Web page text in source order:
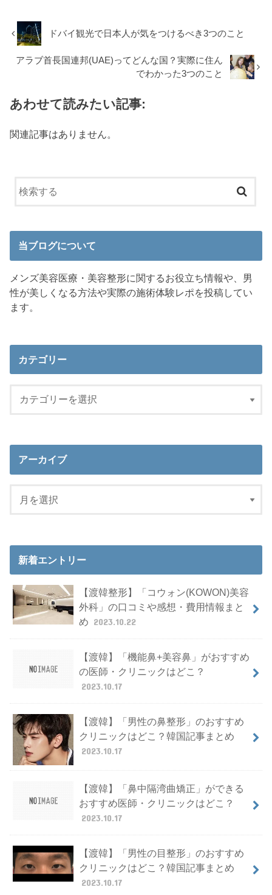
ドバイ観光で日本人が気をつけるべき3つのこと
アラブ首長国連邦(UAE)ってどんな国？実際に住ん
でわかった3つのこと
あわせて読みたい記事:
関連記事はありません。
当ブログについて
メンズ美容医療・美容整形に関するお役立ち情報や、男
性が美しくなる方法や実際の施術体験レポを投稿してい
ます。
カテゴリー
アーカイブ
新着エントリー
【渡韓整形】「コウォン(KOWON)美容
外科」の口コミや感想・費用情報まと
め 2023.10.22
【渡韓】「機能鼻+美容鼻」がおすすめ
の医師・クリニックはどこ？
2023.10.17
【渡韓】「男性の鼻整形」のおすすめ
クリニックはどこ？韓国記事まとめ
2023.10.17
【渡韓】「鼻中隔湾曲矯正」ができる
おすすめ医師・クリニックはどこ？
2023.10.17
【渡韓】「男性の目整形」のおすすめ
クリニックはどこ？韓国記事まとめ
2023.10.17